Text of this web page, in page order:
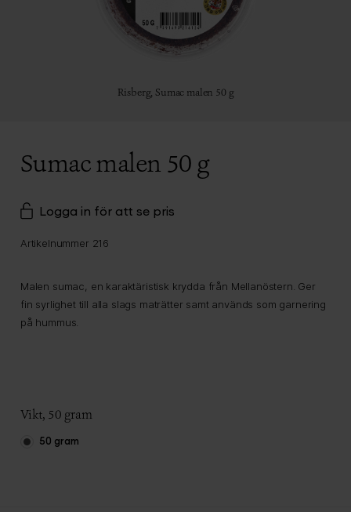
Sumac malen 50 g
Logga in för att se pris
Artikelnummer 216
Malen sumac, en karaktäristisk krydda från Mellanöstern. Ger
fin syrlighet till alla slags maträtter samt används som garnering
på hummus.
Vikt, 50 gram
50 gram
Risberg, Sumac malen 50 g